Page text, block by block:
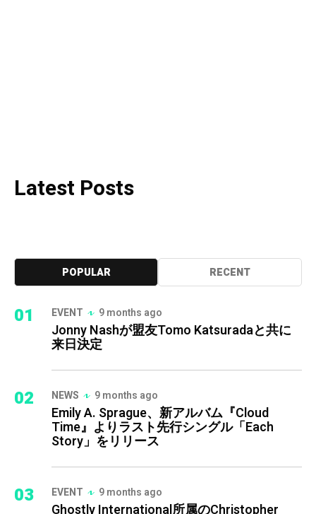
Latest Posts
POPULAR RECENT
01 EVENT 9 months ago
Jonny Nashが盟友Tomo Katsuradaと共に
来日決定
02 NEWS 9 months ago
Emily A. Sprague、新アルバム『Cloud
Time』よりラスト先行シングル「Each
Story」をリリース
03 EVENT 9 months ago